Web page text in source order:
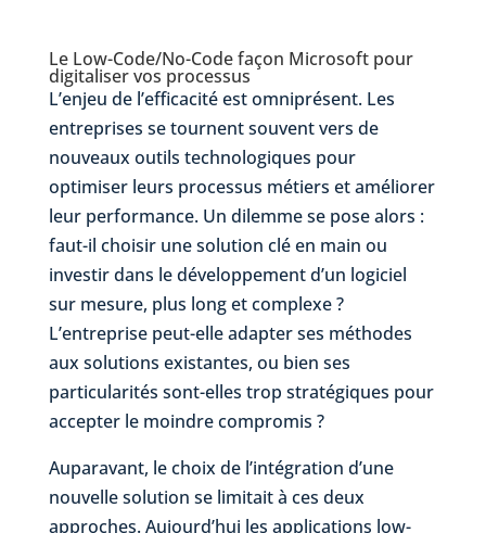
Le Low-Code/No-Code façon Microsoft pour
digitaliser vos processus
L’enjeu de l’efficacité est omniprésent. Les
entreprises se tournent souvent vers de
nouveaux outils technologiques pour
optimiser leurs processus métiers et améliorer
leur performance. Un dilemme se pose alors :
faut-il choisir une solution clé en main ou
investir dans le développement d’un logiciel
sur mesure, plus long et complexe ?
L’entreprise peut-elle adapter ses méthodes
aux solutions existantes, ou bien ses
particularités sont-elles trop stratégiques pour
accepter le moindre compromis ?
Auparavant, le choix de l’intégration d’une
nouvelle solution se limitait à ces deux
approches. Aujourd’hui les applications low-